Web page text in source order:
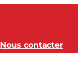
Nous contacter